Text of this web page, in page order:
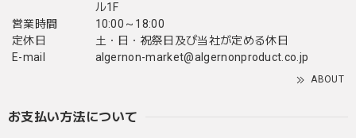
ル1F
営業時間
10:00～18:00
定休日
土・日・祝祭日及び当社が定める休日
E-mail
algernon-market@algernonproduct.co.jp
ABOUT
お支払い方法について